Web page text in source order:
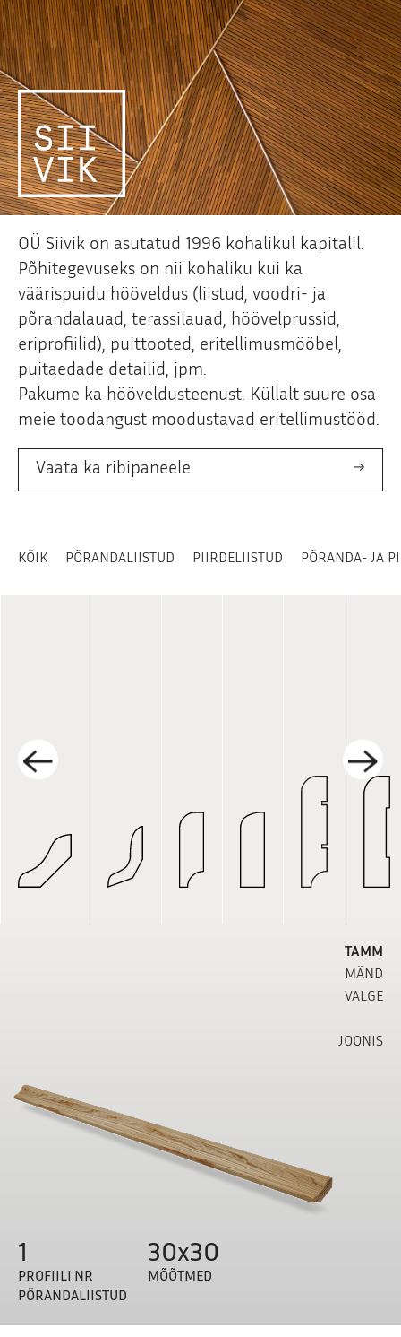
OÜ Siivik on asutatud 1996 kohalikul kapitalil.
Põhitegevuseks on nii kohaliku kui ka
väärispuidu hööveldus (liistud, voodri- ja
põrandalauad, terassilauad, höövelprussid,
eriprofiilid), puittooted, eritellimusmööbel,
puitaedade detailid, jpm.
Pakume ka hööveldusteenust. Küllalt suure osa
meie toodangust moodustavad eritellimustööd.
Vaata ka ribipaneele
KÕIK PÕRANDALIISTUD PIIRDELIISTUD PÕRANDA- JA
← →
1
PROFIILI NR
PÕRANDALIISTUD
30x30
TAMM
MÄND
VALGE
JOONIS